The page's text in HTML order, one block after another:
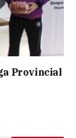
Provincial